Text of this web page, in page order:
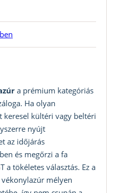
a prémium kategóriás
Ha olyan
keresel kültéri vagy beltéri
nyújt
az időjárás
és megőrzi a fa
a tökéletes választás. Ez a
mélyen